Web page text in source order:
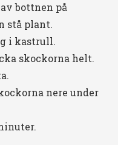
bottnen på
stå plant.
i kastrull.
skockorna helt.
nere under